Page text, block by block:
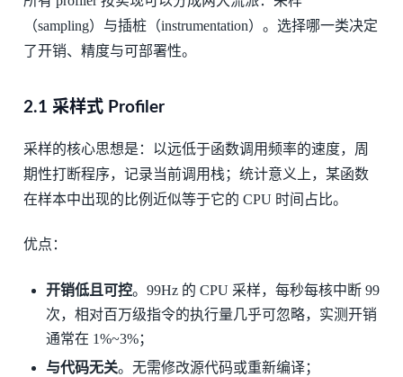
（sampling）与插桩（instrumentation）。选择哪一类决定
了开销、精度与可部署性。
2.1 采样式 Profiler
采样的核心思想是：以远低于函数调用频率的速度，周
期性打断程序，记录当前调用栈；统计意义上，某函数
在样本中出现的比例近似等于它的 CPU 时间占比。
优点：
开销低且可控。99Hz 的 CPU 采样，每秒每核中断 99
次，相对百万级指令的执行量几乎可忽略，实测开销
通常在 1%~3%；
与代码无关。无需修改源代码或重新编译；